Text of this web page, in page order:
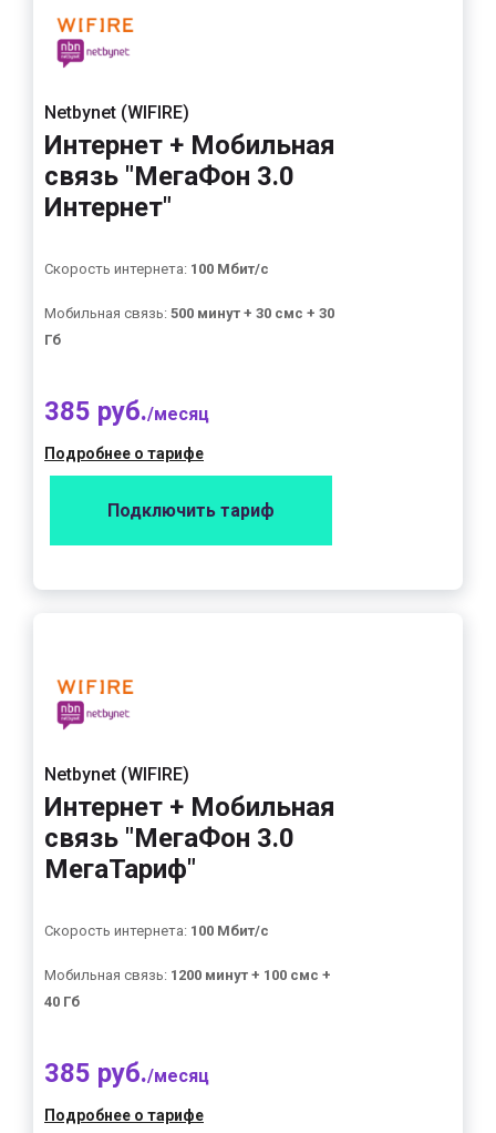
Netbynet (WIFIRE)
Интернет + Мобильная
связь "МегаФон 3.0
Интернет"
Скорость интернета: 100 Мбит/с
Мобильная связь: 500 минут + 30 смс + 30
Гб
385 руб./месяц
Подробнее о тарифе
Подключить тариф
Netbynet (WIFIRE)
Интернет + Мобильная
связь "МегаФон 3.0
МегаТариф"
Скорость интернета: 100 Мбит/с
Мобильная связь: 1200 минут + 100 смс +
40 Гб
385 руб./месяц
Подробнее о тарифе